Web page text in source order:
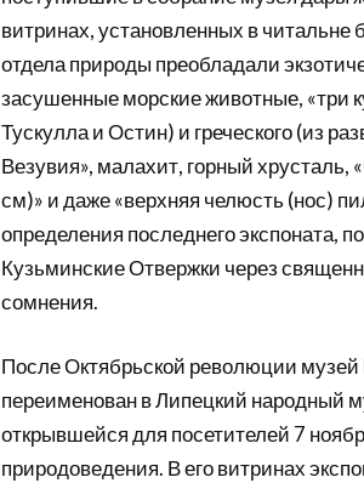
витринах, установленных в
отдела природы преобладали
засушенные морские животные, «три
Тускулла и Остин) и греческого (из
Везувия», малахит, горный хрусталь,
см)» и даже «верхняя челюсть (нос)
определения последнего экспоната,
Кузьминские Отвержки через
сомнения.
После Октябрьской революции
переименован в Липецкий народный
открывшейся для посетителей 7
природоведения. В его витринах